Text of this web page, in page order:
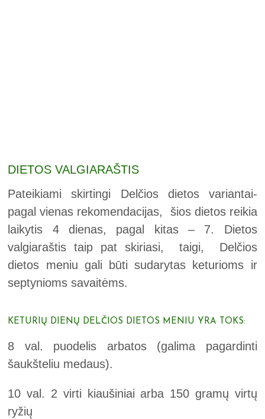
DIETOS VALGIARAŠTIS
Pateikiami skirtingi Delčios dietos variantai-
pagal vienas rekomendacijas, šios dietos reikia
laikytis 4 dienas, pagal kitas – 7. Dietos
valgiaraštis taip pat skiriasi, taigi, Delčios
dietos meniu gali būti sudarytas keturioms ir
septynioms savaitėms.
KETURIŲ DIENŲ DELČIOS DIETOS MENIU YRA TOKS:
8 val. puodelis arbatos (galima pagardinti
šaukšteliu medaus).
10 val. 2 virti kiaušiniai arba 150 gramų virtų
ryžių